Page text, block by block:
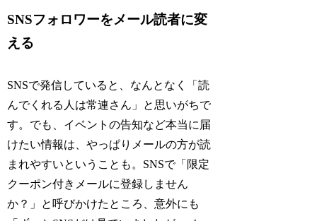
SNSフォロワーをメール読者に変
える
SNSで発信していると、なんとなく「読
んでくれる人は常連さん」と思いがちで
す。でも、イベントの告知など本当に届
けたい情報は、やっぱりメールの方が読
まれやすいということも。SNSで「限定
クーポン付きメールに登録しません
か？」と呼びかけたところ、意外にも